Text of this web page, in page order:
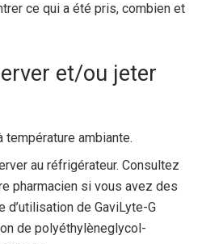
ce qui a été pris, combien et
et/ou jeter
température ambiante.
au réfrigérateur. Consultez
pharmacien si vous avez des
d’utilisation de GaviLyte-G
de polyéthylèneglycol-